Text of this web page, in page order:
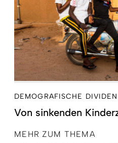
DEMOGRAFISCHE
Von sinkenden
MEHR ZUM THEMA